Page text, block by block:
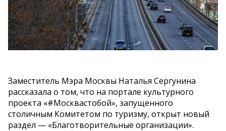
Заместитель Мэра Москвы Наталья Сергунина
рассказала о том, что на портале культурного
проекта «#Москвастобой», запущенного
столичным Комитетом по туризму, открыт новый
раздел — «Благотворительные организации».